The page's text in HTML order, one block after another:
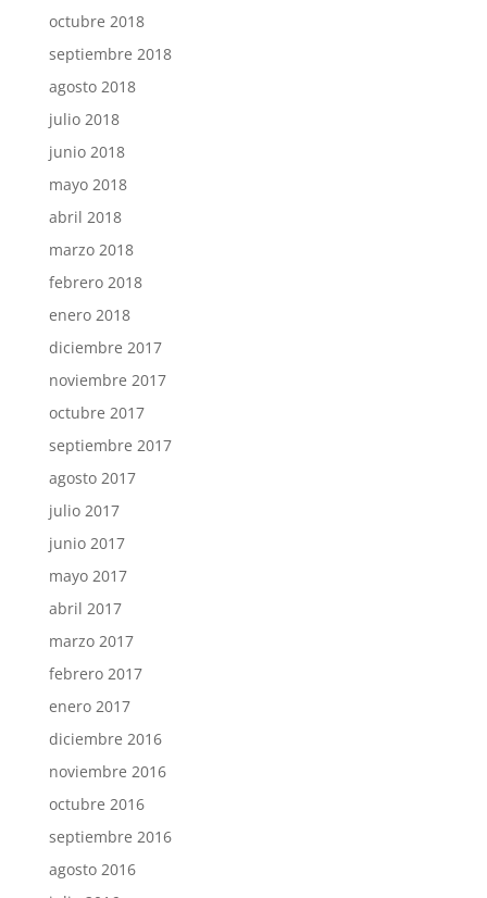
octubre 2018
septiembre 2018
agosto 2018
julio 2018
junio 2018
mayo 2018
abril 2018
marzo 2018
febrero 2018
enero 2018
diciembre 2017
noviembre 2017
octubre 2017
septiembre 2017
agosto 2017
julio 2017
junio 2017
mayo 2017
abril 2017
marzo 2017
febrero 2017
enero 2017
diciembre 2016
noviembre 2016
octubre 2016
septiembre 2016
agosto 2016